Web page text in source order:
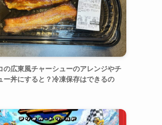
の広東風チャーシューのアレンジやチ
ー丼にすると？冷凍保存はできるの